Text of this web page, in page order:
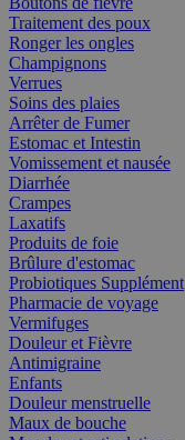
Traitement des poux
Ronger les ongles
Champignons
Verrues
Soins des plaies
Arrêter de Fumer
Estomac et Intestin
Vomissement et nausée
Diarrhée
Crampes
Laxatifs
Produits de foie
Brûlure d'estomac
Probiotiques Supplément
Pharmacie de voyage
Vermifuges
Douleur et Fièvre
Antimigraine
Enfants
Douleur menstruelle
Maux de bouche